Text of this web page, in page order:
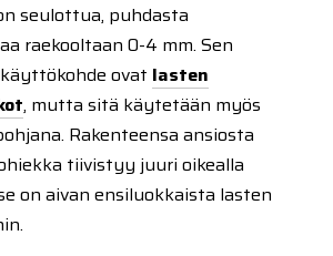
seulottua, puhdasta
raekooltaan 0-4 mm. Sen
ovat lasten
, mutta sitä käytetään myös
Rakenteensa ansiosta
tiivistyy juuri oikealla
on aivan ensiluokkaista lasten